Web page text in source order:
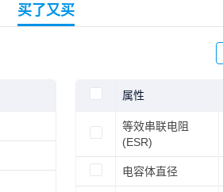
买了又买
属性
等效串联电阻
(ESR)
电容体直径